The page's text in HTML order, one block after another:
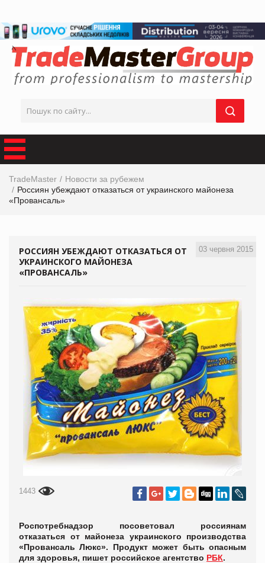
TradeMaster
Новости за рубежем
Россиян убеждают отказаться от украинского майонеза
«Провансаль»
03 червня 2015
РОССИЯН УБЕЖДАЮТ ОТКАЗАТЬСЯ ОТ
УКРАИНСКОГО МАЙОНЕЗА
«ПРОВАНСАЛЬ»
1443
Роспотребнадзор посоветовал россиянам
отказаться от майонеза украинского производства
«Провансаль Люкс». Продукт может быть опасным
для здоровья, пишет российское агентство РБК.